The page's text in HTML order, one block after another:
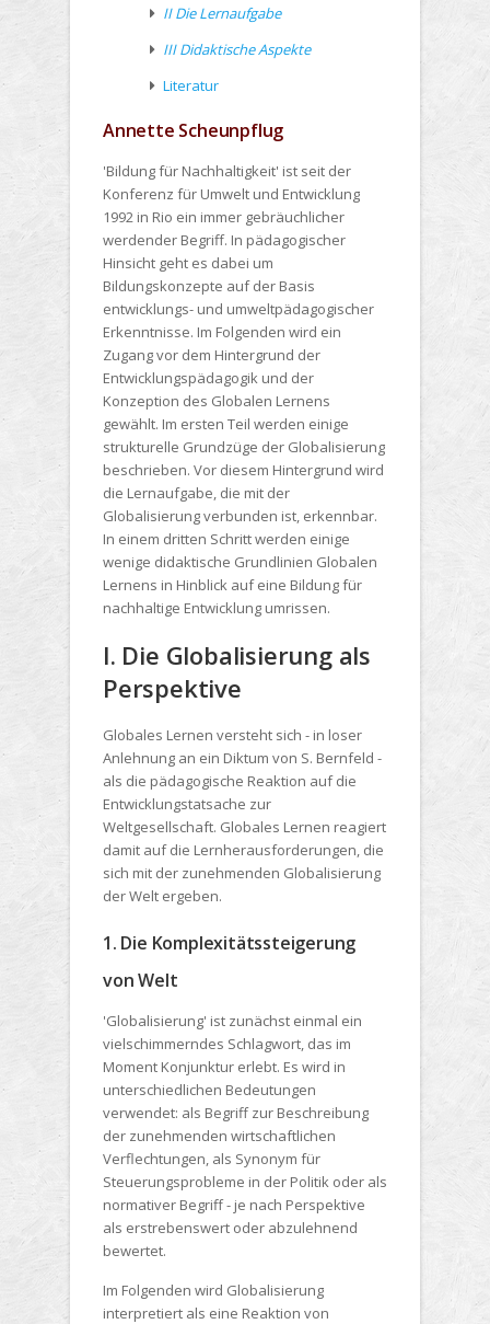
II Die Lernaufgabe
III Didaktische Aspekte
Literatur
Annette Scheunpflug
'Bildung für Nachhaltigkeit' ist seit der
Konferenz für Umwelt und Entwicklung
1992 in Rio ein immer gebräuchlicher
werdender Begriff. In pädagogischer
Hinsicht geht es dabei um
Bildungskonzepte auf der Basis
entwicklungs- und umweltpädagogischer
Erkenntnisse. Im Folgenden wird ein
Zugang vor dem Hintergrund der
Entwicklungspädagogik und der
Konzeption des Globalen Lernens
gewählt. Im ersten Teil werden einige
strukturelle Grundzüge der Globalisierung
beschrieben. Vor diesem Hintergrund wird
die Lernaufgabe, die mit der
Globalisierung verbunden ist, erkennbar.
In einem dritten Schritt werden einige
wenige didaktische Grundlinien Globalen
Lernens in Hinblick auf eine Bildung für
nachhaltige Entwicklung umrissen.
I. Die Globalisierung als
Perspektive
Globales Lernen versteht sich - in loser
Anlehnung an ein Diktum von S. Bernfeld -
als die pädagogische Reaktion auf die
Entwicklungstatsache zur
Weltgesellschaft. Globales Lernen reagiert
damit auf die Lernherausforderungen, die
sich mit der zunehmenden Globalisierung
der Welt ergeben.
1. Die Komplexitätssteigerung
von Welt
'Globalisierung' ist zunächst einmal ein
vielschimmerndes Schlagwort, das im
Moment Konjunktur erlebt. Es wird in
unterschiedlichen Bedeutungen
verwendet: als Begriff zur Beschreibung
der zunehmenden wirtschaftlichen
Verflechtungen, als Synonym für
Steuerungsprobleme in der Politik oder als
normativer Begriff - je nach Perspektive
als erstrebenswert oder abzulehnend
bewertet.
Im Folgenden wird Globalisierung
interpretiert als eine Reaktion von